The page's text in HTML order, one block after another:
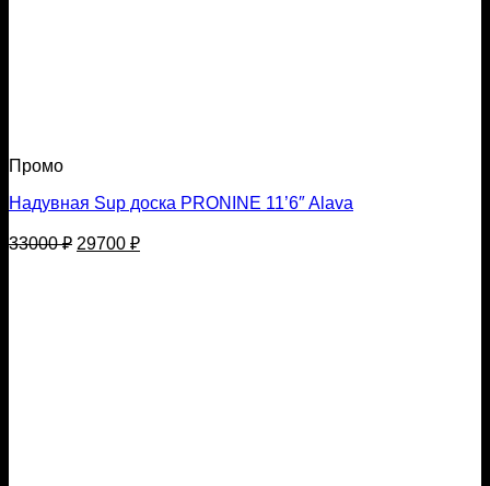
Промо
Надувная Sup доска PRONINE 11’6″ Alava
33000₽ Первоначальная
29700 ₽Текущая